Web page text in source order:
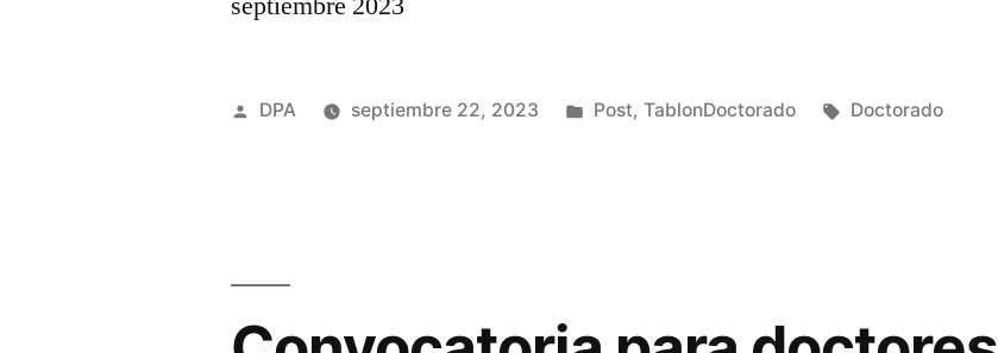
Publicado
DPA septiembre 22, 2023
Publicado
Post, TablonDoctorado Etiquetas:
Doctorado